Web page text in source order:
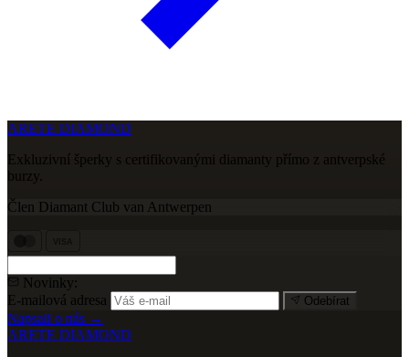
ARETE DIAMOND
Exkluzivní šperky s certifikovanými diamanty přímo z antverpské
burzy.
Člen Diamant Club van Antwerpen
Novinky:
E-mailová adresa
Odebírat
Napsali o nás →
ARETE DIAMOND